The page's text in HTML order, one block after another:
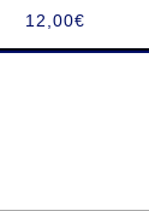
12,00€